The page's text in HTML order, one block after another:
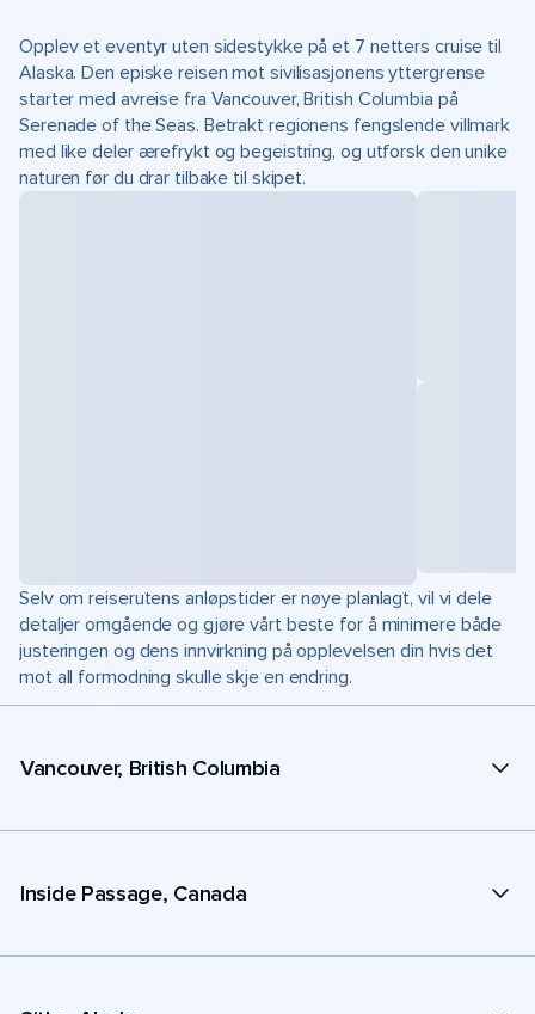
Opplev et eventyr uten sidestykke på et 7 netters cruise til
Alaska. Den episke reisen mot sivilisasjonens yttergrense
starter med avreise fra Vancouver, British Columbia på
Serenade of the Seas. Betrakt regionens fengslende villmark
med like deler ærefrykt og begeistring, og utforsk den unike
naturen før du drar tilbake til skipet.
Selv om reiserutens anløpstider er nøye planlagt, vil vi dele
detaljer omgående og gjøre vårt beste for å minimere både
justeringen og dens innvirkning på opplevelsen din hvis det
mot all formodning skulle skje en endring.
Vancouver, British Columbia
Inside Passage, Canada